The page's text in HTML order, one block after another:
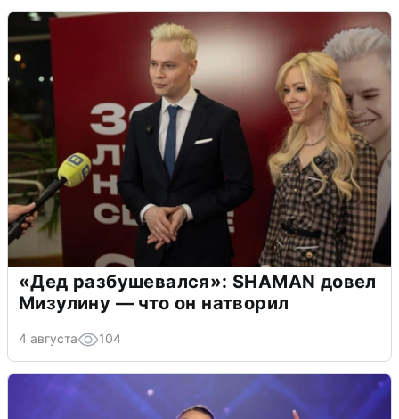
«Дед разбушевался»: SHAMAN довел
Мизулину — что он натворил
4 августа 104